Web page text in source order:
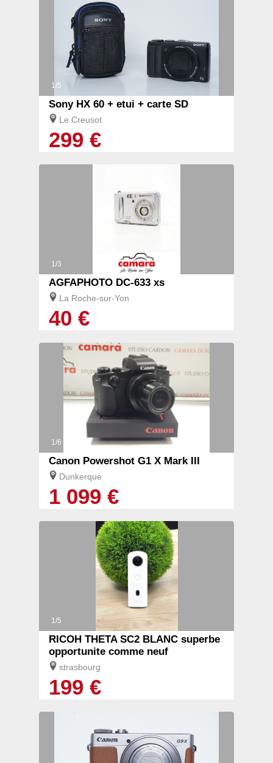
1/5
Sony HX 60 + etui + carte SD
Le Creusot
299 €
1/3
AGFAPHOTO DC-633 xs
La Roche-sur-Yon
40 €
1/6
Canon Powershot G1 X Mark III
Dunkerque
1 099 €
1/5
RICOH THETA SC2 BLANC superbe
opportunite comme neuf
strasbourg
199 €